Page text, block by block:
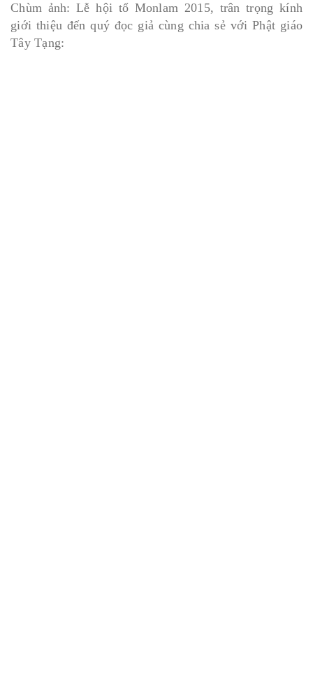
Chùm ảnh: Lễ hội tổ Monlam 2015, trân trọng kính
giới thiệu đến quý đọc giả cùng chia sẻ với Phật giáo
Tây Tạng: